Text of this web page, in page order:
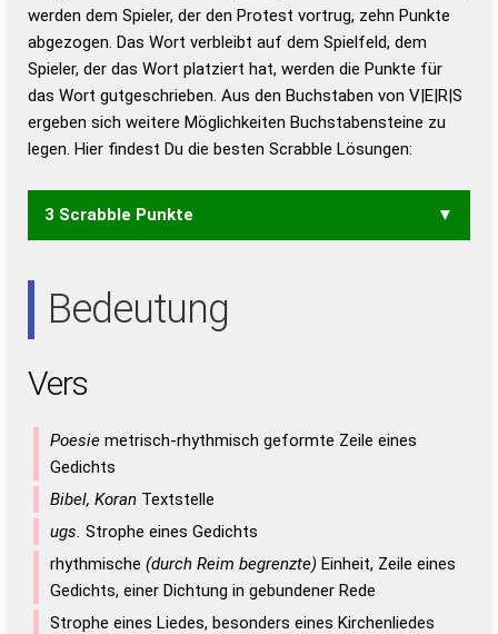
Duden – Standardwerk in 12 Bänden
Duden – Richtiges und gutes
Deutsch
Duden – Die deutsche Grammatik
Duden – Deutsches
Universalwörterbuch
werden dem Spieler, der den Protest vortrug, zehn Punkte
abgezogen. Das Wort verbleibt auf dem Spielfeld, dem
Spieler, der das Wort platziert hat, werden die Punkte für
das Wort gutgeschrieben. Aus den Buchstaben von V|E|R|S
ergeben sich weitere Möglichkeiten Buchstabensteine zu
legen. Hier findest Du die besten Scrabble Lösungen:
3 Scrabble Punkte
Bedeutung
Vers
Poesie metrisch-rhythmisch geformte Zeile eines
Gedichts
Bibel, Koran Textstelle
ugs. Strophe eines Gedichts
rhythmische (durch Reim begrenzte) Einheit, Zeile eines
Gedichts, einer Dichtung in gebundener Rede
Strophe eines Liedes, besonders eines Kirchenliedes